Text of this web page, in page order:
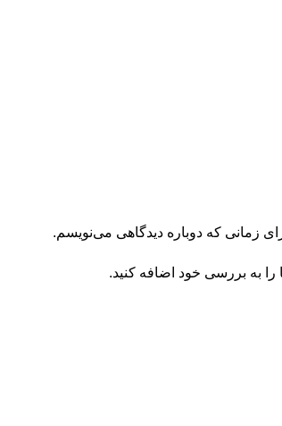
زمانی که دوباره دیدگاهی می‌نویسم.
را به بررسی خود اضافه کنید.